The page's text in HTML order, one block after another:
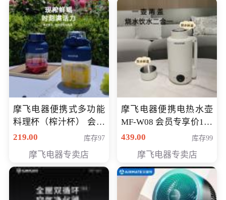
摩飞电器便携式多功能
料理杯（榨汁杯） 会员
专享价118元
219.00 库存97
摩飞电器专卖店
摩飞电器便携电热水壶
MF-W08 会员专享价198
元
439.00 库存99
摩飞电器专卖店